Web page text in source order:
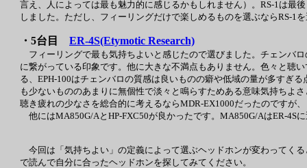
言え、人によっては最も魅力的に感じるかもしれません）。RS-1は最
しました。ただし、フィーリングだけで楽しめるものを選ぶならRS-1
・5台目 ER-4S(Etymotic Research)
フィーリングで最も気持ちよいと感じたので選びました。チェンバ
に繋がっている印象です。他に大きな不満点もありません。色々と聴
る、EPH-100はチェンバロの質感は良いものの癖や低域の量が多すぎ
も少ないもののあまりに無個性で淡々と鳴らすためある意味気持ちよ
聴き疲れの少なさを総合的に考えるならMDR-EX1000だったのですが
他にはMA850G/AとHP-FXC50が良かったです。MA850G/AはER-4S
今回は「気持ちよい」の定義によって選ぶヘッドホンが変わってく
で読んで自分に合ったヘッドホンを探してみてください。